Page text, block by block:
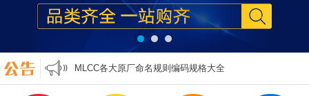
各类电子元器件选型原则
零欧姆电阻的作用
万能表实用口诀
MLCC各大原厂命名规则编码规格大全